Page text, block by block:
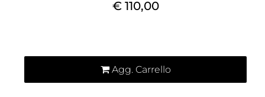
€ 110,00
Agg. Carrello